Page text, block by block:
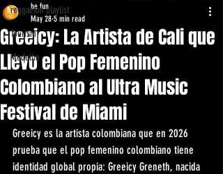
reggaeton playlist
Tourism
Medellín
Greeicy: La Artista de Cali que
Llevo el Pop Femenino
Colombiano al Ultra Music
Festival de Miami
be fun
May 28 5 min read
Greeicy es la artista colombiana que en 2026
prueba que el pop femenino colombiano tiene
identidad global propia: Greeicy Greneth, nacida